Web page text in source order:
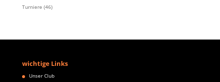
Turniere (46)
wichtige Links
Unser Club